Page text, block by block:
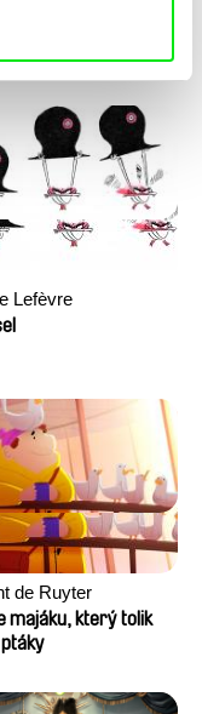
Lefèvre
de Ruyter
majáku, který tolik